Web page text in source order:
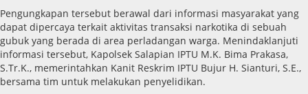
Pengungkapan tersebut berawal dari informasi masyarakat yang
dapat dipercaya terkait aktivitas transaksi narkotika di sebuah
gubuk yang berada di area perladangan warga. Menindaklanjuti
informasi tersebut, Kapolsek Salapian IPTU M.K. Bima Prakasa,
S.Tr.K., memerintahkan Kanit Reskrim IPTU Bujur H. Sianturi, S.E.,
bersama tim untuk melakukan penyelidikan.